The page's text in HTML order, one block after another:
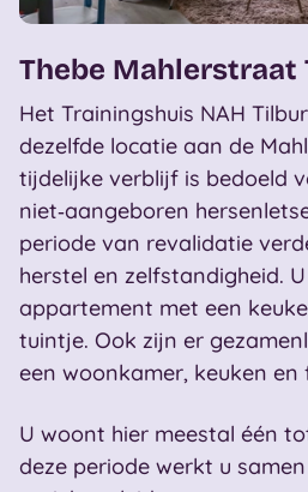
Thebe Mahlerstraat
Het Trainingshuis NAH
dezelfde locatie aan de
tijdelijke verblijf is bedoeld
niet‑aangeboren
periode van revalidatie
herstel en zelfstandigheid.
appartement met een
tuintje. Ook zijn er
een woonkamer, keuken en
U woont hier meestal één
deze periode werkt u